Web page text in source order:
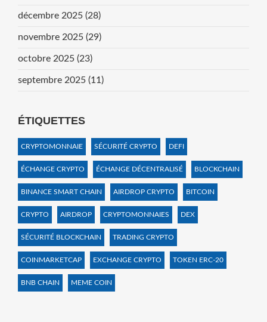
décembre 2025 (28)
novembre 2025 (29)
octobre 2025 (23)
septembre 2025 (11)
ÉTIQUETTES
CRYPTOMONNAIE SÉCURITÉ CRYPTO DEFI
ÉCHANGE CRYPTO ÉCHANGE DÉCENTRALISÉ BLOCKCHAIN
BINANCE SMART CHAIN AIRDROP CRYPTO BITCOIN
CRYPTO AIRDROP CRYPTOMONNAIES DEX
SÉCURITÉ BLOCKCHAIN TRADING CRYPTO
COINMARKETCAP EXCHANGE CRYPTO TOKEN ERC-20
BNB CHAIN MEME COIN